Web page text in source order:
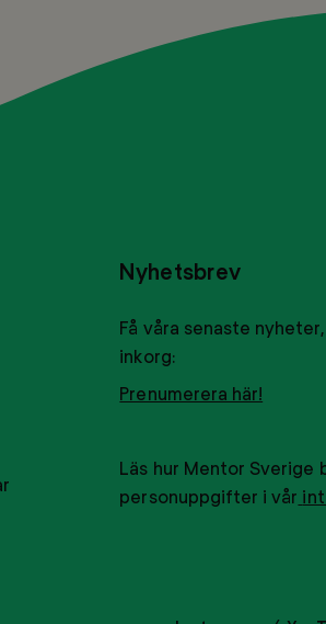
Nyhetsbrev
Få våra senaste
inkorg:
Prenumerera här!
Läs hur Mentor Sverige
personuppgifter i vår